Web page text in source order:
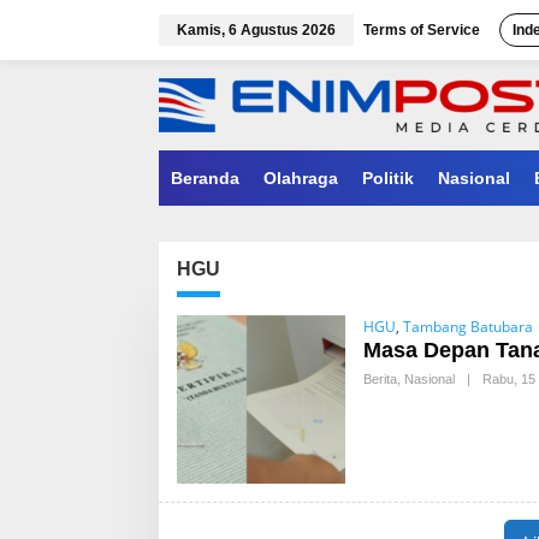
Kamis, 6 Agustus 2026 Terms of Service
Beranda Olahraga Politik Nasional
HGU
HGU, Tambang Batubara
Masa Depan
Berita Nasional | Rabu,